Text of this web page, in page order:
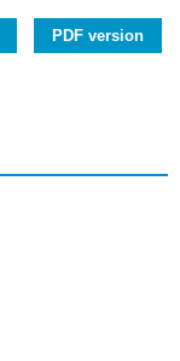
PDF version